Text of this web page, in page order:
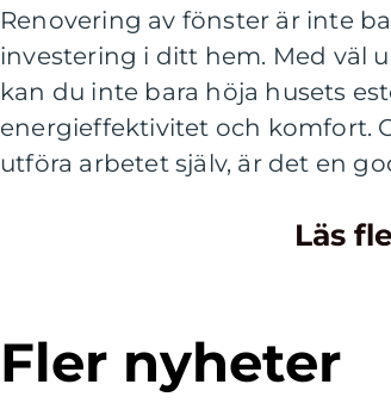
Renovering av fönster är inte
investering i ditt hem. Med väl
kan du inte bara höja husets
energieffektivitet och komfort.
utföra arbetet själv, är det en
Läs
Fler nyheter